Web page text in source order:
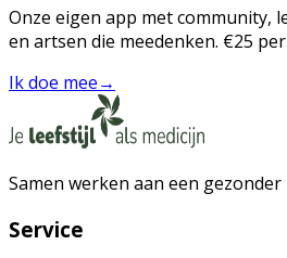
Onze eigen app met community,
en artsen die meedenken. €25
Ik doe mee→
Samen werken aan een
Service